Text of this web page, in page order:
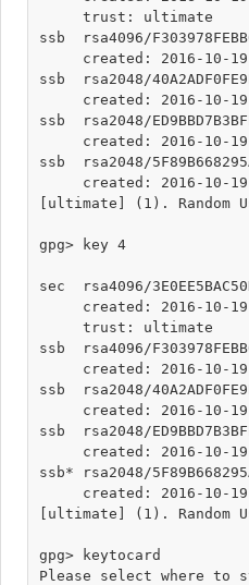
trust: ultimate
ssb  rsa4096/
created: 2016-10-
ssb  rsa2048/
created: 2016-10-
ssb  rsa2048/
created: 2016-10-
ssb  rsa2048/
created: 2016-10-
[ultimate] (1). Random
gpg> key 4
sec  rsa4096/
created: 2016-10-
trust: ultimate
ssb  rsa4096/
created: 2016-10-
ssb  rsa2048/
created: 2016-10-
ssb  rsa2048/
created: 2016-10-
ssb* rsa2048/
created: 2016-10-
[ultimate] (1). Random
gpg> keytocard
Please select where to